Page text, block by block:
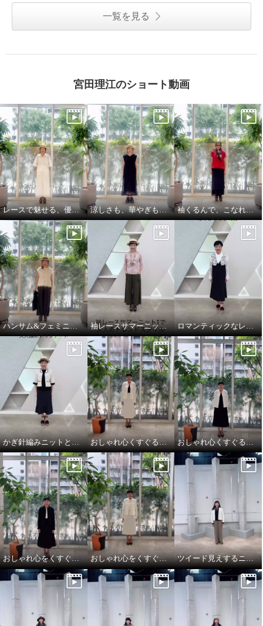
一覧を見る
宮田理江のショート動画
レースで魅せる、優雅でリッチな大人セットアップ 涼しさも、華やぎも、着映えも叶える 袖くるんで、こなれ見え 縦長レイヤード
ハンサム&フェミニンな大人スタイル 袖レースサマーニットTとエレガントカーゴで大人のトレンドスタイル ロマンティックなレースを主役に華やかクラシカル
かぎ針編みニットとデニムを大人仕様にアップデート おしゃれ心くすぐるオケージョンスタイル おしゃれ心くすぐるオケージョンスタイル
おしゃれ心をくすぐるオケージョンスタイル おしゃれ心をくすぐるオケージョンスタイル ツイード見えするニットカーディガンは、大人のトラッドモード